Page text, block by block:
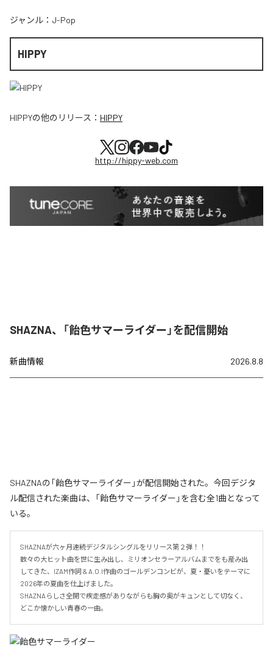
ジャンル： J-Pop
HIPPY
HIPPYの他のリリース： HIPPY
http://hippy-web.com
SHAZNA、「飴色サマーライダー」を配信開始
新曲情報 2026.8.8
SHAZNAの「飴色サマーライダー」が配信開始された。今回デジタ
ル配信された楽曲は、「飴色サマーライダー」を含む全1曲となって
いる。
SHAZNAが六ヶ月連続デジタルシングルをリリース第２弾！！
数々の大ヒット曲を世に生み出し、ミリオンセラーアルバムまでをも産み出
してきた、IZAM作詞 & A.O.I作曲のゴールデンコンビが、夏・憂いをテーマに
2026年の夏曲を仕上げました。
SHAZNAらしさ全開で疾走感がありながらも胸の奥がキュンとして切なく、
どこか懐かしい青春の一曲。